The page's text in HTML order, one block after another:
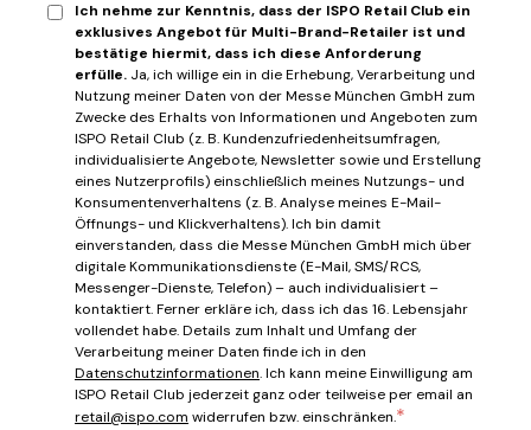
Ich nehme zur Kenntnis, dass der ISPO Retail Club ein
exklusives Angebot für Multi-Brand-Retailer ist und
bestätige hiermit, dass ich diese Anforderung
erfülle. Ja, ich willige ein in die Erhebung, Verarbeitung und
Nutzung meiner Daten von der Messe München GmbH zum
Zwecke des Erhalts von Informationen und Angeboten zum
ISPO Retail Club (z. B. Kundenzufriedenheitsumfragen,
individualisierte Angebote, Newsletter sowie und Erstellung
eines Nutzerprofils) einschließlich meines Nutzungs- und
Konsumentenverhaltens (z. B. Analyse meines E-Mail-
Öffnungs- und Klickverhaltens). Ich bin damit
einverstanden, dass die Messe München GmbH mich über
digitale Kommunikationsdienste (E-Mail, SMS/RCS,
Messenger-Dienste, Telefon) – auch individualisiert –
kontaktiert. Ferner erkläre ich, dass ich das 16. Lebensjahr
vollendet habe. Details zum Inhalt und Umfang der
Verarbeitung meiner Daten finde ich in den
Datenschutzinformationen. Ich kann meine Einwilligung am
ISPO Retail Club jederzeit ganz oder teilweise per email an
retail@ispo.com widerrufen bzw. einschränken.*